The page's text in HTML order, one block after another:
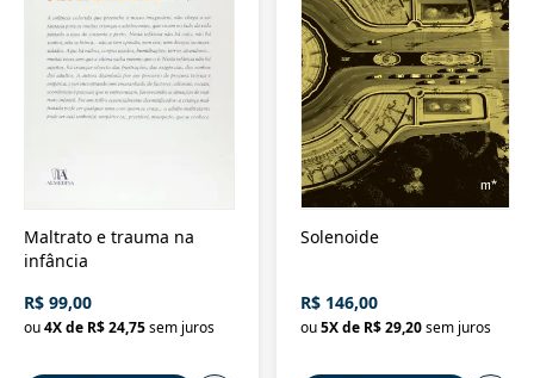
Maltrato e trauma na
infância
R$ 99,00
ou4X de R$ 24,75sem juros
Solenoide
R$ 146,00
ou 5X de R$ 29,20 sem juros